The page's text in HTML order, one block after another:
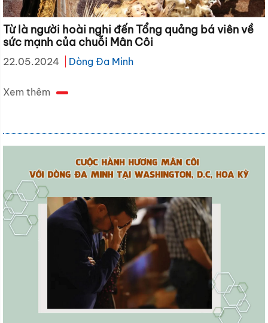
Từ là người hoài nghi đến Tổng quảng bá viên về
sức mạnh của chuỗi Mân Côi
22.05.2024 Dòng Đa Minh
Xem thêm